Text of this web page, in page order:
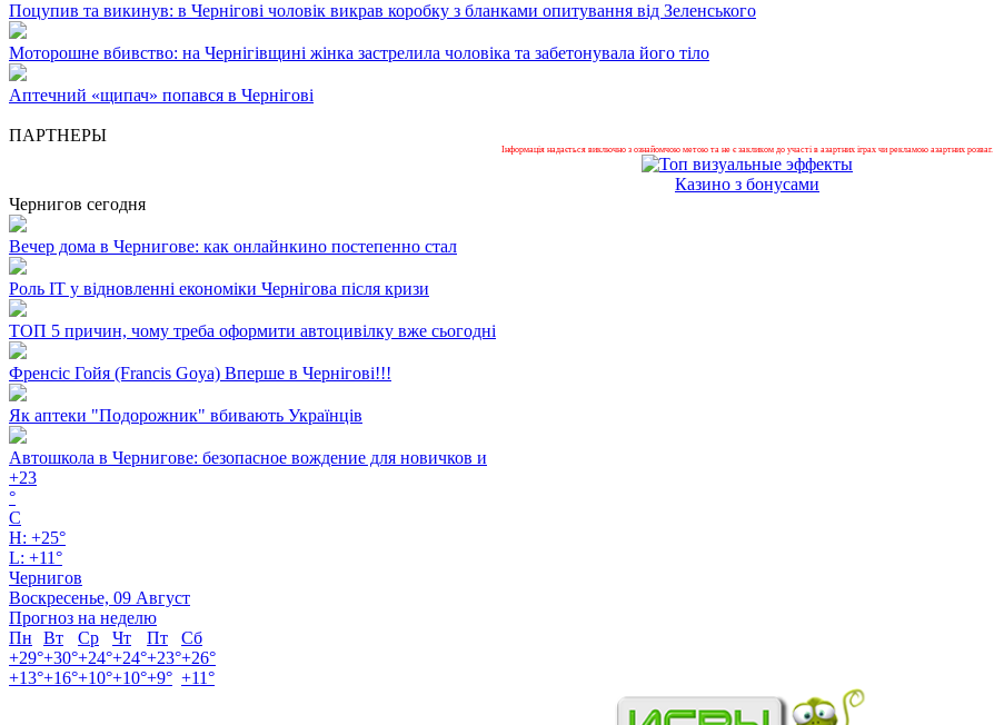
Поцупив та викинув: в Чернігові чоловік викрав коробку з бланками опитування від Зеленського
Моторошне вбивство: на Чернігівщині жінка застрелила чоловіка та забетонувала його тіло
Аптечний «щипач» попався в Чернігові
ПАРТНЕРЫ
Інформація надається виключно з ознайомчою метою та не є закликом до участі в азартних іграх чи рекламою азартних розваг.
Казино з бонусами
Чернигов сегодня
Вечер дома в Чернигове: как онлайнкино постепенно стал
Роль ІТ у відновленні економіки Чернігова після кризи
ТОП 5 причин, чому треба оформити автоцивілку вже сьогодні
Френсіс Гойя (Francis Goya) Вперше в Чернігові!!!
Як аптеки "Подорожник" вбивають Українців
Автошкола в Чернигове: безопасное вождение для новичков и
+23
°
C
H: +25°
L: +11°
Чернигов
Воскресенье, 09 Август
Прогноз на неделю
Пн
Вт Ср Чт Пт
Сб
+29°+30°+24°+24°+23°+26°
+13°+16°+10°+10°+9° +11°